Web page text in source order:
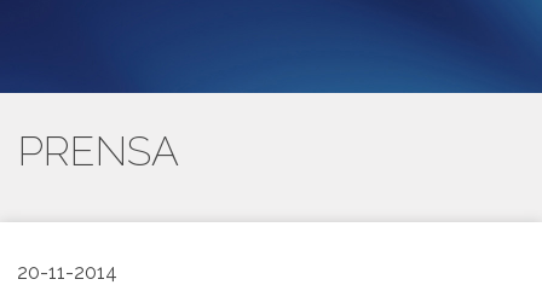
PRENSA
20-11-2014